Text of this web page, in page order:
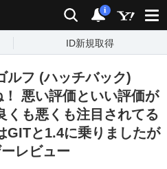
検索 通知
i
ID新規取得
ルフ (ハッチバック)
！ 悪い評価といい評価が
くも悪くも注目されてる
GITと1.4に乗りましたが
レビュー